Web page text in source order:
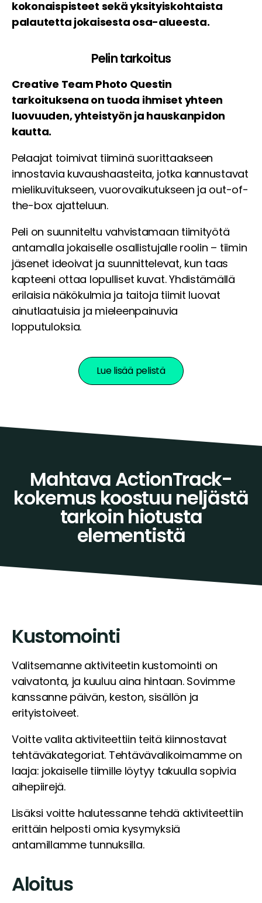
kokonaispisteet sekä yksityiskohtaista
palautetta jokaisesta osa-alueesta.
Pelin tarkoitus
Creative Team Photo Questin
tarkoituksena on tuoda ihmiset yhteen
luovuuden, yhteistyön ja hauskanpidon
kautta.
Pelaajat toimivat tiiminä suorittaakseen
innostavia kuvaushaasteita, jotka kannustavat
mielikuvitukseen, vuorovaikutukseen ja out-of-
the-box ajatteluun.
Peli on suunniteltu vahvistamaan tiimityötä
antamalla jokaiselle osallistujalle roolin – tiimin
jäsenet ideoivat ja suunnittelevat, kun taas
kapteeni ottaa lopulliset kuvat. Yhdistämällä
erilaisia näkökulmia ja taitoja tiimit luovat
ainutlaatuisia ja mieleenpainuvia
lopputuloksia.
Lue lisää pelistä
Mahtava ActionTrack-
kokemus koostuu neljästä
tarkoin hiotusta
elementistä
Kustomointi
Valitsemanne aktiviteetin kustomointi on
vaivatonta, ja kuuluu aina hintaan. Sovimme
kanssanne päivän, keston, sisällön ja
erityistoiveet.
Voitte valita aktiviteettiin teitä kiinnostavat
tehtäväkategoriat. Tehtävävalikoimamme on
laaja: jokaiselle tiimille löytyy takuulla sopivia
aihepiirejä.
Lisäksi voitte halutessanne tehdä aktiviteettiin
erittäin helposti omia kysymyksiä
antamillamme tunnuksilla.
Aloitus